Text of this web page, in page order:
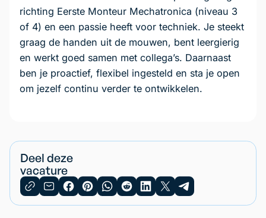
richting Eerste Monteur Mechatronica (niveau 3
of 4) en een passie heeft voor techniek. Je steekt
graag de handen uit de mouwen, bent leergierig
en werkt goed samen met collega’s. Daarnaast
ben je proactief, flexibel ingesteld en sta je open
om jezelf continu verder te ontwikkelen.
Deel deze
vacature